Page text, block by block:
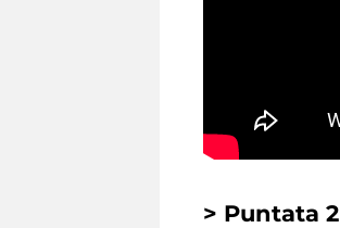
> Puntata 2